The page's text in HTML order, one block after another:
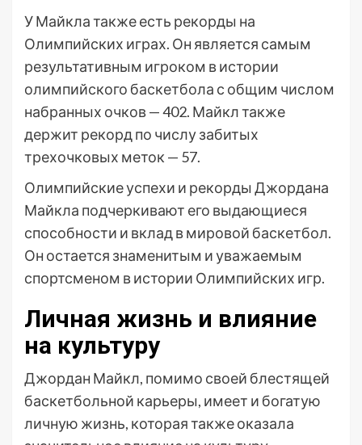
У Майкла также есть рекорды на
Олимпийских играх. Он является самым
результативным игроком в истории
олимпийского баскетбола с общим числом
набранных очков — 402. Майкл также
держит рекорд по числу забитых
трехочковых меток — 57.
Олимпийские успехи и рекорды Джордана
Майкла подчеркивают его выдающиеся
способности и вклад в мировой баскетбол.
Он остается знаменитым и уважаемым
спортсменом в истории Олимпийских игр.
Личная жизнь и влияние
на культуру
Джордан Майкл, помимо своей блестящей
баскетбольной карьеры, имеет и богатую
личную жизнь, которая также оказала